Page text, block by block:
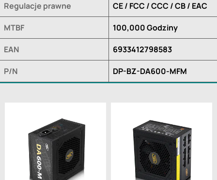
Regulacje prawne CE / FCC / CCC / CB / EAC
MTBF 100,000 Godziny
EAN 6933412798583
P/N DP-BZ-DA600-MFM